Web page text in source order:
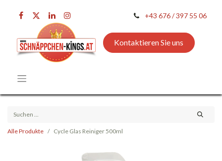
+43 676 / 397 55 06
Kontaktieren Sie uns
Alle Produkte Cycle Glas Reiniger 500ml